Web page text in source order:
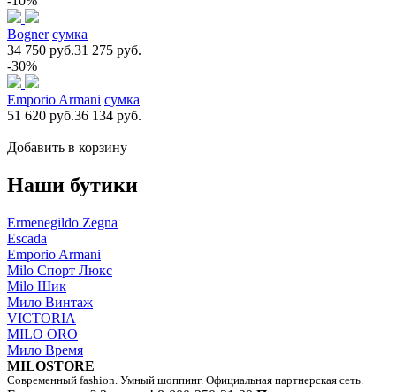
Bogner сумка
34 750 руб.31 275 руб.
-30%
Emporio Armani сумка
51 620 руб.36 134 руб.
Добавить в корзину
Наши бутики
Ermenegildo Zegna
Escada
Emporio Armani
Milo Спорт Люкс
Milo Шик
Мило Винтаж
VICTORIA
MILO ORO
Мило Время
MILOSTORE
Современный fashion. Умный шоппинг. Официальная партнерская сеть.